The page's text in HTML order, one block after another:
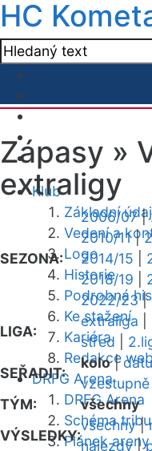
HC
Klub
Základní
Vedení a
Logo
Historie
Podrobná
Ke stažení
Kariéra
Redakce
DRFG Arena
DRFG Arena
Schéma
Plánek areny
Zápasy »
extraligy
SEZONA:
2006/07|
2010/11|
2014/15
2018/19
2022/23|
LIGA:
extraliga
střed
SEŘADIT:
kolo|
vzestupně
TÝM:
všechny
VÝSLEDKY:
všechny|
nájezdy|